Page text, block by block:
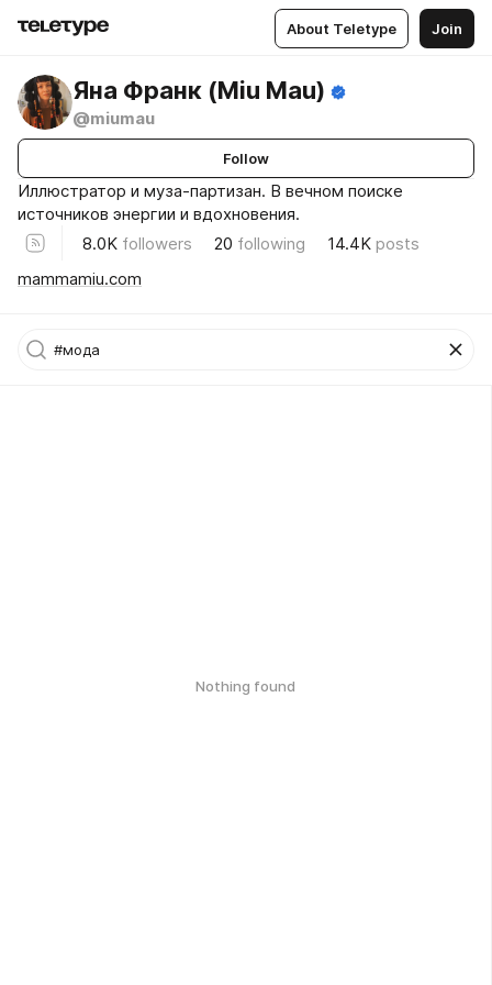
About Teletype Join
Яна Франк (Miu Mau)
@miumau
Follow
Иллюстратор и муза-партизан. В вечном поиске
источников энергии и вдохновения.
8.0K followers 20 following 14.4K posts
mammamiu.com
Nothing found